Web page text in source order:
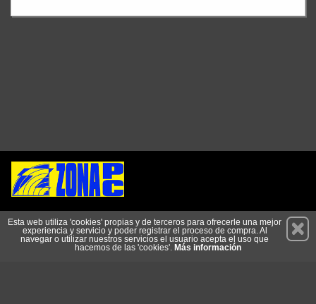
Suscríbete
Esta web utiliza 'cookies' propias y de terceros para ofrecerle una mejor
experiencia y servicio y poder registrar el proceso de compra. Al
navegar o utilizar nuestros servicios el usuario acepta el uso que
hacemos de las 'cookies'. Más información